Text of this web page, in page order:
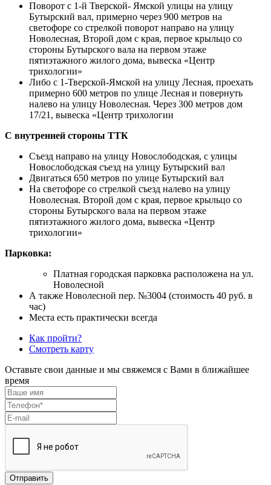
Поворот с 1-й Тверской- Ямской улицы на улицу
Бутырский вал, примерно через 900 метров на
светофоре со стрелкой поворот направо на улицу
Новолесная, Второй дом с края, первое крыльцо со
стороны Бутырского вала на первом этаже
пятиэтажного жилого дома, вывеска «Центр
трихологии»
Либо с 1-Тверской-Ямской на улицу Лесная, проехать
примерно 600 метров по улице Лесная и повернуть
налево на улицу Новолесная. Через 300 метров дом
17/21, вывеска «Центр трихологии
С внутренней стороны ТТК
Съезд направо на улицу Новослободская, с улицы
Новослободская съезд на улицу Бутырский вал
Двигаться 650 метров по улице Бутырский вал
На светофоре со стрелкой съезд налево на улицу
Новолесная. Второй дом с края, первое крыльцо со
стороны Бутырского вала на первом этаже
пятиэтажного жилого дома, вывеска «Центр
трихологии»
Парковка:
Платная городская парковка расположена на ул.
Новолесной
А также Новолесной пер. №3004 (стоимость 40 руб. в
час)
Места есть практически всегда
Как пройти?
Смотреть карту
Оставьте свои данные и мы свяжемся с Вами в ближайшее
время
Отправить